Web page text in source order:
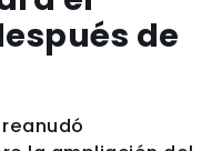
de